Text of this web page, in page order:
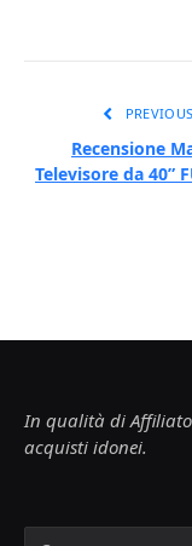
Recensione
Televisore da 40”
In qualità di
acquisti idonei.